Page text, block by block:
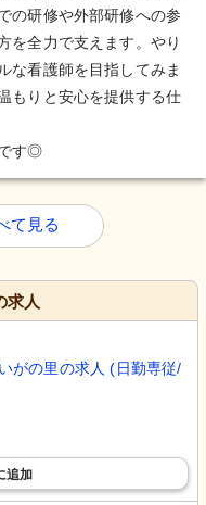
の研修や外部研修への参
を全力で支えます。やり
な看護師を目指してみま
もりと安心を提供する仕
す◎
て見る
求人
がの里の求人 (日勤専従/
追加